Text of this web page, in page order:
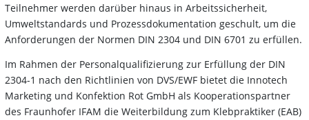
Teilnehmer werden darüber hinaus in Arbeitssicherheit,
Umweltstandards und Prozessdokumentation geschult, um die
Anforderungen der Normen DIN 2304 und DIN 6701 zu erfüllen.
Im Rahmen der Personalqualifizierung zur Erfüllung der DIN
2304-1 nach den Richtlinien von DVS/EWF bietet die Innotech
Marketing und Konfektion Rot GmbH als Kooperationspartner
des Fraunhofer IFAM die Weiterbildung zum Klebpraktiker (EAB)